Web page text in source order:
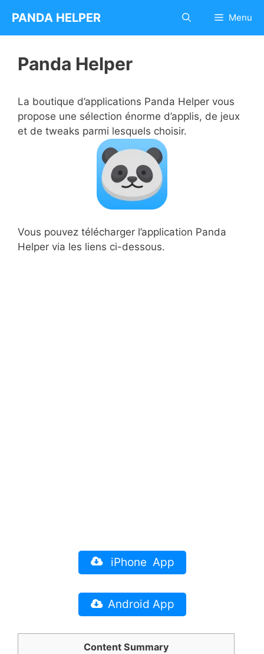
contenu
PANDA HELPER Menu
Panda Helper
La boutique d’applications Panda Helper vous
propose une sélection énorme d’applis, de jeux
et de tweaks parmi lesquels choisir.
Vous pouvez télécharger l’application Panda
Helper via les liens ci-dessous.
iPhone App
Android App
Content Summary